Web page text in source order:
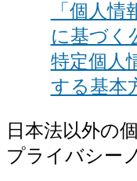
「個人情
に基づく
特定個人
する基本
日本法以外の
プライバシー